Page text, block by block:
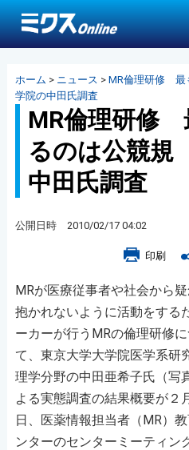
ホーム > ニュース > MR倫理研修 最
学院の中田氏調査
MR倫理研修
るのは公競
中田氏調査
公開日時 2010/02/17 04:02
印刷
MRが医療従事者や社会から
抱かれないように活動をする
ーカーが行うMRの倫理研修
て、東京大学大学院医学系研
理学分野の中田亜希子氏（写
よる実態調査の結果概要が２
日、医薬情報担当者（MR）
ンターのセンターミーティン